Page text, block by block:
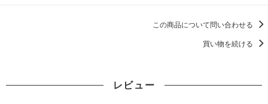
この商品について問い合わせる
買い物を続ける
レビュー